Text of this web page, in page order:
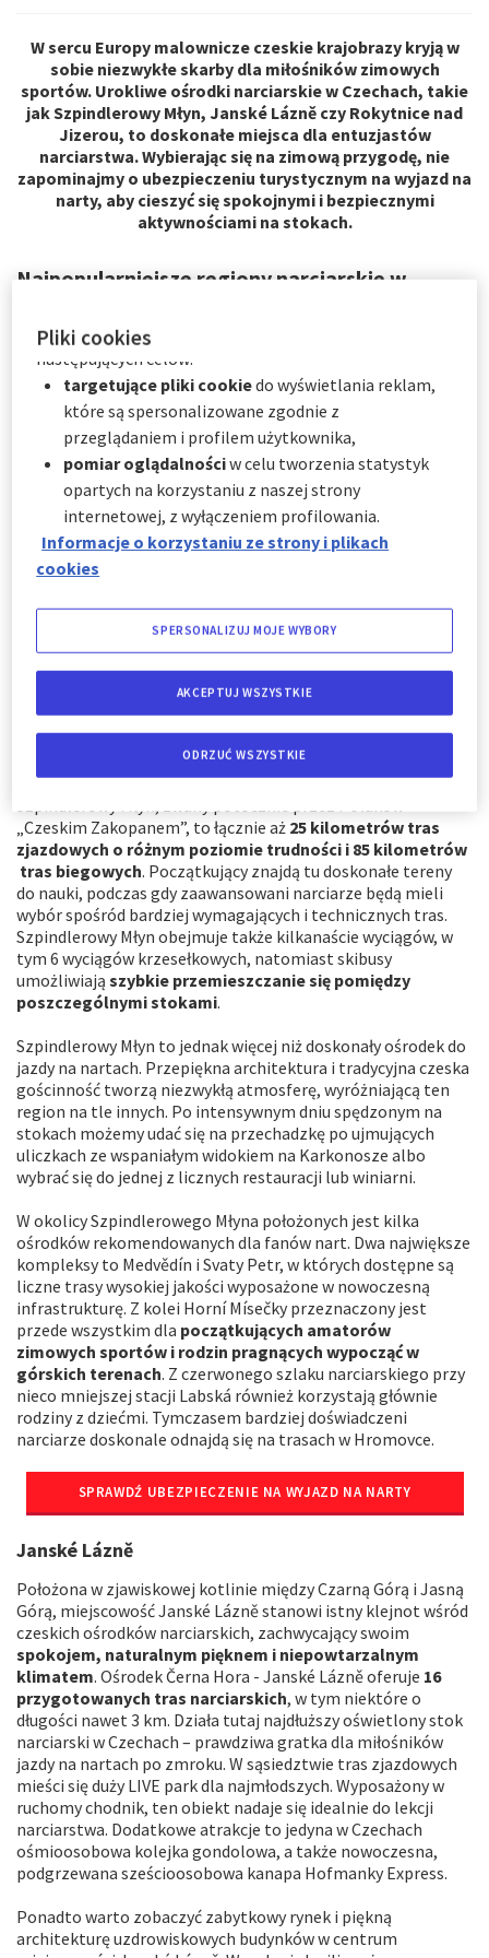
W sercu Europy malownicze czeskie krajobrazy kryją w
sobie niezwykłe skarby dla miłośników zimowych
sportów. Urokliwe ośrodki narciarskie w Czechach, takie
jak Szpindlerowy Młyn, Janské Lázně czy Rokytnice nad
Jizerou, to doskonałe miejsca dla entuzjastów
narciarstwa. Wybierając się na zimową przygodę, nie
zapominajmy o ubezpieczeniu turystycznym na wyjazd na
narty, aby cieszyć się spokojnymi i bezpiecznymi
aktywnościami na stokach.
Najpopularniejsze regiony narciarskie w
W Europie Środkowej możemy znaleźć wyjątkowe czeskie
stoki narciarskie, z których chętnie korzystają zarówno
lokalni mieszkańcy, jak i pasjonaci zimowej rozrywki z całego
świata. W Czechach popularne są przede wszystkim trzy
piękne regiony narciarskie, czyli Szpindlerowy Młyn, Janské
Lázně i Rokytnice nad Jizerou. Każda z tych lokalizacji
oferuje niepowtarzalny charakter i bogactwo atrakcji
przyciągając narciarzy w różnym wieku i o różnym stopniu
zaawansowania. W tych miejscachtradycja łączy się z
nowoczesnością, a fantastyczne pejzaże stanowią idealne
tło dla emocji towarzyszących zimowym sportom.
Szpindlerowy Młyn
Szpindlerowy Młyn to prawdziwa perła w koronie czeskich
Karkonoszy. Zapewnia nie tylko doskonałe warunki do jazdy
na nartach, ale również wyjątkowy klimat i scenerie. Sam
Szpindlerowy Młyn, zwany potocznie przez Polaków
„Czeskim Zakopanem”, to łącznie aż 25 kilometrów tras
zjazdowych o różnym poziomie trudności i 85 kilometrów
tras biegowych. Początkujący znajdą tu doskonałe tereny
do nauki, podczas gdy zaawansowani narciarze będą mieli
wybór spośród bardziej wymagających i technicznych tras.
Szpindlerowy Młyn obejmuje także kilkanaście wyciągów, w
tym 6 wyciągów krzesełkowych, natomiast skibusy
umożliwiają szybkie przemieszczanie się pomiędzy
poszczególnymi stokami.
Szpindlerowy Młyn to jednak więcej niż doskonały ośrodek do
jazdy na nartach. Przepiękna architektura i tradycyjna czeska
gościnność tworzą niezwykłą atmosferę, wyróżniającą ten
region na tle innych. Po intensywnym dniu spędzonym na
stokach możemy udać się na przechadzkę po ujmujących
uliczkach ze wspaniałym widokiem na Karkonosze albo
wybrać się do jednej z licznych restauracji lub winiarni.
W okolicy Szpindlerowego Młyna położonych jest kilka
ośrodków rekomendowanych dla fanów nart. Dwa największe
kompleksy to Medvědín i Svaty Petr, w których dostępne są
liczne trasy wysokiej jakości wyposażone w nowoczesną
infrastrukturę. Z kolei Horní Mísečky przeznaczony jest
przede wszystkim dla początkujących amatorów
zimowych sportów i rodzin pragnących wypocząć w
górskich terenach. Z czerwonego szlaku narciarskiego przy
nieco mniejszej stacji Labská również korzystają głównie
rodziny z dziećmi. Tymczasem bardziej doświadczeni
narciarze doskonale odnajdą się na trasach w Hromovce.
SPRAWDŹ UBEZPIECZENIE NA WYJAZD NA NARTY
Janské Lázně
Położona w zjawiskowej kotlinie między Czarną Górą i Jasną
Górą, miejscowość Janské Lázně stanowi istny klejnot wśród
czeskich ośrodków narciarskich, zachwycający swoim
spokojem, naturalnym pięknem i niepowtarzalnym
klimatem. Ośrodek Černa Hora - Janské Lázně oferuje 16
przygotowanych tras narciarskich, w tym niektóre o
długości nawet 3 km. Działa tutaj najdłuższy oświetlony stok
narciarski w Czechach – prawdziwa gratka dla miłośników
jazdy na nartach po zmroku. W sąsiedztwie tras zjazdowych
mieści się duży LIVE park dla najmłodszych. Wyposażony w
ruchomy chodnik, ten obiekt nadaje się idealnie do lekcji
narciarstwa. Dodatkowe atrakcje to jedyna w Czechach
ośmioosobowa kolejka gondolowa, a także nowoczesna,
podgrzewana sześcioosobowa kanapa Hofmanky Express.
Ponadto warto zobaczyć zabytkowy rynek i piękną
architekturę uzdrowiskowych budynków w centrum
Pliki cookies
będą przechowywane przez6 miesięcy.
Użytkownik może wyrazić zgodę na wszystkie lub tylko
niektóre opcjonalne pliki cookie w zależności od ich
kategorii za pośrednictwem Centrum preferencji
plików cookie:
natychmiast, klikając "Spersonalizuj moje
wybory" poniżej; lub
w dowolnym momencie, klikając "Centrum
witryny.
AXA Partners wykorzystuje pliki cookie do
następujących celów:
targetujące pliki cookiedo wyświetlania reklam,
które są spersonalizowane zgodnie z
przeglądaniem i profilem użytkownika,
pomiar oglądalnościw celu tworzenia statystyk
opartych na korzystaniu z naszej strony
internetowej, z wyłączeniem profilowania.
Informacje o korzystaniu ze strony i plikach
cookies
SPERSONALIZUJ MOJE WYBORY
ODRZUĆ WSZYSTKIE
AKCEPTUJ WSZYSTKIE